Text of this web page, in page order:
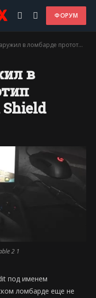
ФОРУМ
прототип консоли NVIDIA Shield Portable 2
в
2 1
под именем
ломбарде еще не